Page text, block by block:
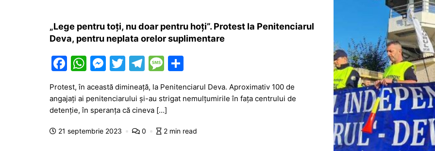
„Lege pentru toți, nu doar pentru hoți”. Protest la Penitenciarul
Deva, pentru neplata orelor suplimentare
F
c
e
b
o
W
at
s
A
M
s
s
e
T
w
itt
er
T
e
gr
a
m
M
s
s
a
ar
ta
a
Protest, în această dimineață, la Penitenciarul Deva. Aproximativ 100 de
angajați ai penitenciarului și-au strigat nemulțumirile în fața centrului de
detenție, în speranța că cineva […]
21 septembrie 2023 0 2 min read